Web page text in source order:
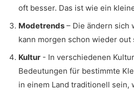
oft besser. Das ist wie ein
Modetrends – Die ändern sich
kann morgen schon wieder
Kultur - In verschiedenen
Bedeutungen für bestimmte
in einem Land traditionell sein,